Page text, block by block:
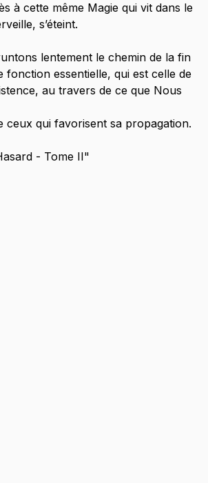
à cette même Magie qui vit dans le
s’éteint.
lentement le chemin de la fin
fonction essentielle, qui est celle de
au travers de ce que Nous
qui favorisent sa propagation.
- Tome II"